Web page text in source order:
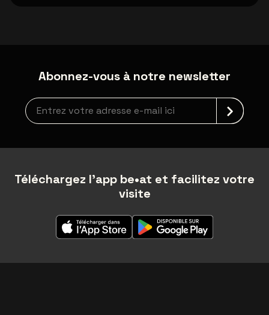
Abonnez-vous à notre newsletter
Inscription à la newsletter
Téléchargez l'app be•at et facilitez votre
visite